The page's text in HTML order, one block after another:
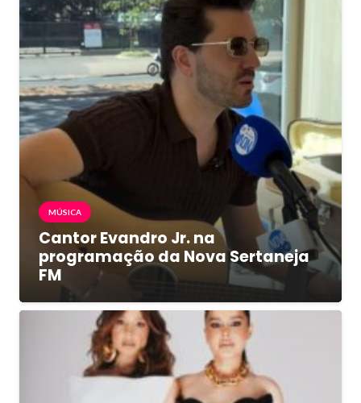
MÚSICA
Cantor Evandro Jr. na
programação da Nova Sertaneja
FM